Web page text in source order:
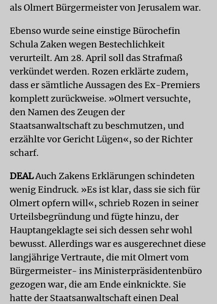
als Olmert Bürgermeister von Jerusalem war.
Ebenso wurde seine einstige Bürochefin
Schula Zaken wegen Bestechlichkeit
verurteilt. Am 28. April soll das Strafmaß
verkündet werden. Rozen erklärte zudem,
dass er sämtliche Aussagen des Ex-Premiers
komplett zurückweise. »Olmert versuchte,
den Namen des Zeugen der
Staatsanwaltschaft zu beschmutzen, und
erzählte vor Gericht Lügen«, so der Richter
scharf.
DEALAuch Zakens Erklärungen schindeten
wenig Eindruck. »Es ist klar, dass sie sich für
Olmert opfern will«, schrieb Rozen in seiner
Urteilsbegründung und fügte hinzu, der
Hauptangeklagte sei sich dessen sehr wohl
bewusst. Allerdings war es ausgerechnet diese
langjährige Vertraute, die mit Olmert vom
Bürgermeister- ins Ministerpräsidentenbüro
gezogen war, die am Ende einknickte. Sie
hatte der Staatsanwaltschaft einen Deal